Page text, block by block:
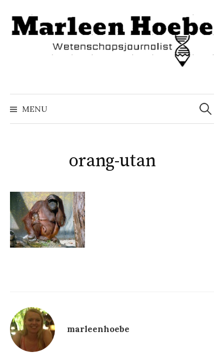
inhoud
springen
MENU
Zoeken
naar:
orang-utan
marleenhoebe